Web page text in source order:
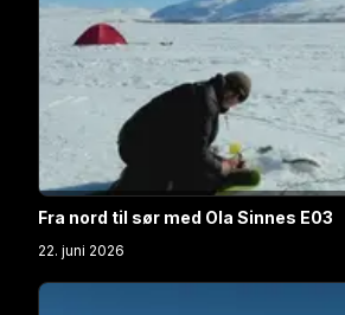
Fra nord til sør med Ola Sinnes E03
22. juni 2026